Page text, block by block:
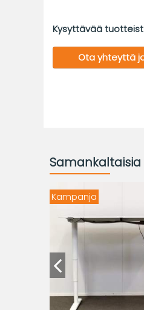
Kysyttävää
Ota yhteyttä
Kampanja